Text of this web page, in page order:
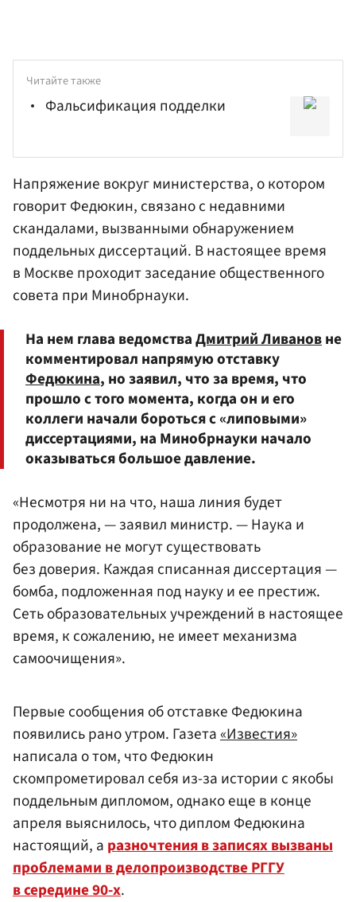
Читайте также
Фальсификация подделки
Напряжение вокруг министерства, о котором
говорит Федюкин, связано с недавними
скандалами, вызванными обнаружением
поддельных диссертаций. В настоящее время
в Москве проходит заседание общественного
совета при Минобрнауки.
На нем глава ведомстваДмитрий Ливановне
комментировал напрямую отставку
Федюкина, но заявил, что за время, что
прошло с того момента, когда он и его
коллеги начали бороться с «липовыми»
диссертациями, на Минобрнауки начало
оказываться большое давление.
«Несмотря ни на что, наша линия будет
продолжена, — заявил министр. — Наука и
образование не могут существовать
без доверия. Каждая списанная диссертация —
бомба, подложенная под науку и ее престиж.
Сеть образовательных учреждений в настоящее
время, к сожалению, не имеет механизма
самоочищения».
Первые сообщения об отставке Федюкина
появились рано утром. Газета«Известия»
написала о том, что Федюкин
скомпрометировал себя из-за истории с якобы
поддельным дипломом, однако еще в конце
апреля выяснилось, что диплом Федюкина
настоящий, а разночтения в записях вызваны
проблемами в делопроизводстве РГГУ
в середине 90-х.